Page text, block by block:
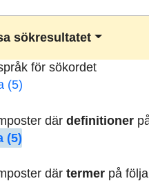
sökresultatet
för sökordet
(5)
därdefinitioner
(5)
därtermer på